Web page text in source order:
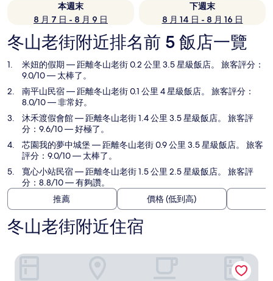
本週末
8 月 7 日 - 8 月 9 日
下週末
8 月 14 日 - 8 月 16 日
冬山老街附近排名前 5 飯店一覽
米妞的假期 — 距離冬山老街 0.2 公里 3.5 星級飯店。 旅客評分：
9.0/10 — 太棒了。
南平山民宿— 距離冬山老街 0.1 公里 4 星級飯店。 旅客評分：
8.0/10 — 非常好。
沐禾渡假會館— 距離冬山老街 1.4 公里 3.5 星級飯店。 旅客評
分：9.6/10 — 好極了。
芯園我的夢中城堡 — 距離冬山老街 0.9 公里 3.5 星級飯店。 旅客
評分：9.0/10 — 太棒了。
寬心小站民宿— 距離冬山老街 1.5 公里 2.5 星級飯店。 旅客評
分：8.8/10 — 有夠讚。
推薦
價格 (低到高)
冬山老街附近住宿
米妞的假期